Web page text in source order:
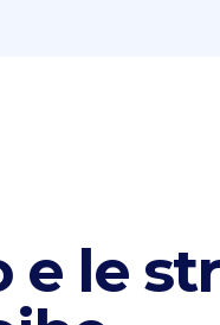
e le